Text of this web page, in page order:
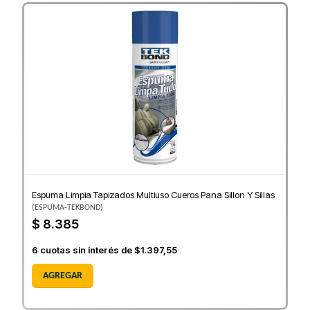
Espuma Limpia Tapizados Multiuso Cueros Pana Sillon Y Sillas
(ESPUMA-TEKBOND)
$ 8.385
6 cuotas sin interés de $1.397,55
AGREGAR